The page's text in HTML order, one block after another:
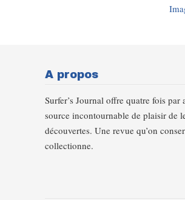
A propos
Surfer’s Journal offre quatre fois par
source incontournable de plaisir de
découvertes. Une revue qu’on
collectionne.